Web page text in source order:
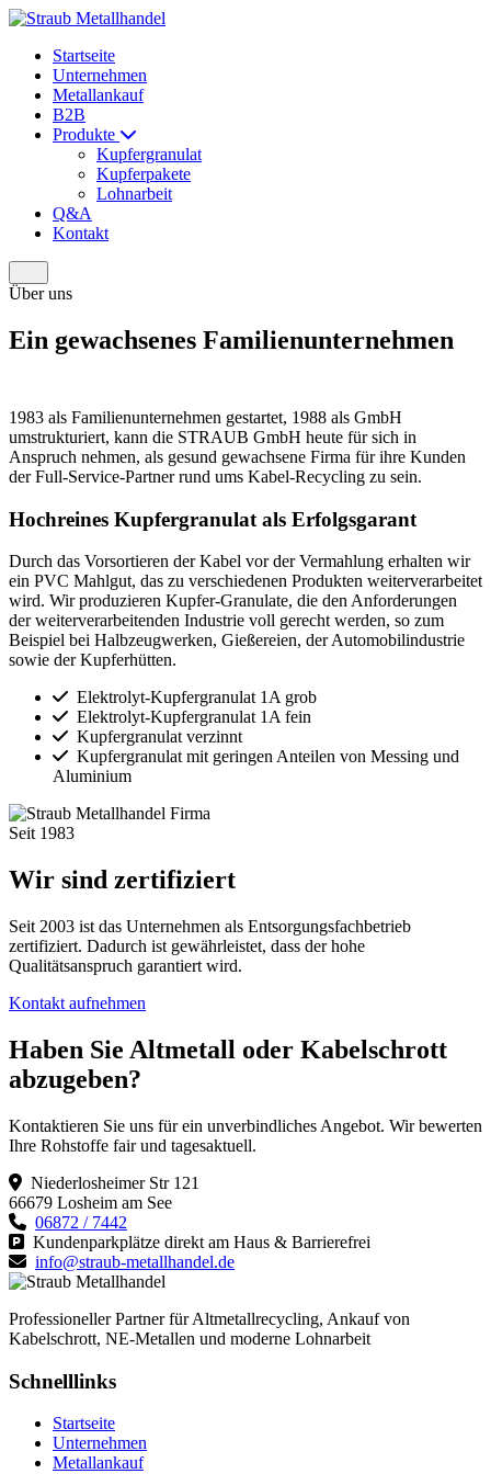
Startseite
Unternehmen
Metallankauf
B2B
Produkte
Kupfergranulat
Kupferpakete
Lohnarbeit
Q&A
Kontakt
Über uns
Ein gewachsenes Familienunternehmen
1983 als Familienunternehmen gestartet, 1988 als GmbH
umstrukturiert, kann die STRAUB GmbH heute für sich in
Anspruch nehmen, als gesund gewachsene Firma für ihre Kunden
der Full-Service-Partner rund ums Kabel-Recycling zu sein.
Hochreines Kupfergranulat als Erfolgsgarant
Durch das Vorsortieren der Kabel vor der Vermahlung erhalten wir
ein PVC Mahlgut, das zu verschiedenen Produkten weiterverarbeitet
wird. Wir produzieren Kupfer-Granulate, die den Anforderungen
der weiterverarbeitenden Industrie voll gerecht werden, so zum
Beispiel bei Halbzeugwerken, Gießereien, der Automobilindustrie
sowie der Kupferhütten.
Elektrolyt-Kupfergranulat 1A grob
Elektrolyt-Kupfergranulat 1A fein
Kupfergranulat verzinnt
Kupfergranulat mit geringen Anteilen von Messing und
Aluminium
Seit 1983
Wir sind zertifiziert
Seit 2003 ist das Unternehmen als Entsorgungsfachbetrieb
zertifiziert. Dadurch ist gewährleistet, dass der hohe
Qualitätsanspruch garantiert wird.
Kontakt aufnehmen
Haben Sie Altmetall oder Kabelschrott
abzugeben?
Kontaktieren Sie uns für ein unverbindliches Angebot. Wir bewerten
Ihre Rohstoffe fair und tagesaktuell.
Niederlosheimer Str 121
66679 Losheim am See
06872 / 7442
Kundenparkplätze direkt am Haus & Barrierefrei
info@straub-metallhandel.de
Professioneller Partner für Altmetallrecycling, Ankauf von
Kabelschrott, NE-Metallen und moderne Lohnarbeit
Schnelllinks
Startseite
Unternehmen
Metallankauf